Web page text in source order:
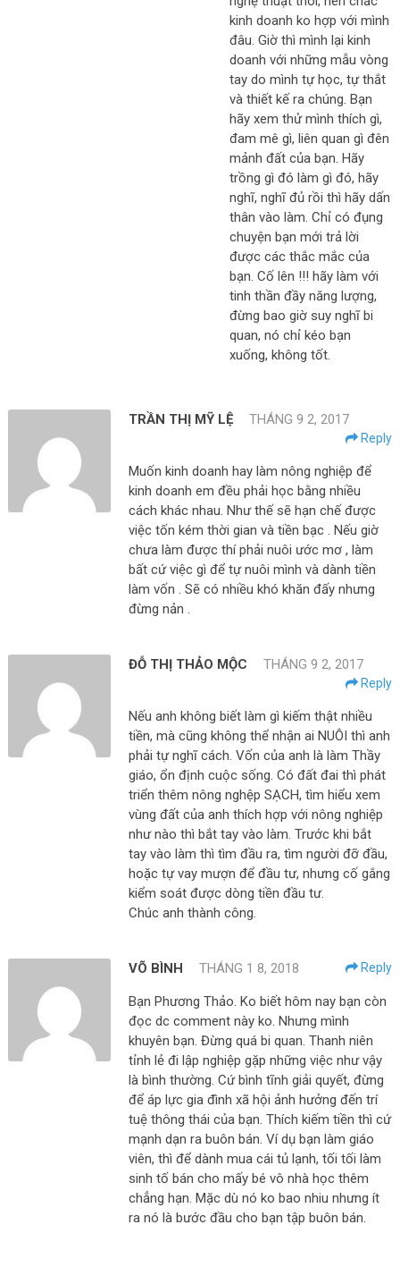
kinh doanh ko hợp với mình
đâu. Giờ thì mình lại kinh
doanh với những mẫu vòng
tay do mình tự học, tự thắt
và thiết kế ra chúng. Bạn
hãy xem thử mình thích gì,
đam mê gì, liên quan gì đên
mảnh đất của bạn. Hãy
trồng gì đó làm gì đó, hãy
nghĩ, nghĩ đủ rồi thì hãy dấn
thân vào làm. Chỉ có đụng
chuyện bạn mới trả lời
được các thắc mắc của
bạn. Cố lên !!! hãy làm với
tinh thần đầy năng lượng,
đừng bao giờ suy nghĩ bi
quan, nó chỉ kéo bạn
xuống, không tốt.
TRẦN THỊ MỸ LỆ THÁNG 9 2, 2017
Reply
Muốn kinh doanh hay làm nông nghiệp để
kinh doanh em đều phải học bằng nhiều
cách khác nhau. Như thế sẽ hạn chế được
việc tốn kém thời gian và tiền bạc . Nếu giờ
chưa làm được thí phải nuôi ước mơ , làm
bất cứ việc gì để tự nuôi mình và dành tiền
làm vốn . Sẽ có nhiều khó khăn đấy nhưng
đừng nản .
ĐỖ THỊ THẢO MỘC THÁNG 9 2, 2017
Reply
Nếu anh không biết làm gì kiếm thật nhiều
tiền, mà cũng không thể nhận ai NUÔI thì anh
phải tự nghĩ cách. Vốn của anh là làm Thầy
giáo, ổn định cuộc sống. Có đất đai thì phát
triển thêm nông nghệp SẠCH, tìm hiểu xem
vùng đất của anh thích hợp với nông nghiệp
như nào thì bắt tay vào làm. Trước khi bắt
tay vào làm thì tìm đầu ra, tìm người đỡ đầu,
hoặc tự vay mượn để đầu tư, nhưng cố gắng
kiểm soát được dòng tiền đầu tư.
Chúc anh thành công.
VÕ BÌNH THÁNG 1 8, 2018 Reply
Bạn Phương Thảo. Ko biết hôm nay bạn còn
đọc dc comment này ko. Nhưng mình
khuyên bạn. Đừng quá bi quan. Thanh niên
tỉnh lẻ đi lập nghiệp gặp những việc như vậy
là bình thường. Cứ bình tĩnh giải quyết, đừng
để áp lực gia đình xã hội ảnh hưởng đến trí
tuệ thông thái của bạn. Thích kiếm tiền thì cứ
mạnh dạn ra buôn bán. Ví dụ bạn làm giáo
viên, thì để dành mua cái tủ lạnh, tối tối làm
sinh tố bán cho mấy bé vô nhà học thêm
chẳng hạn. Mặc dù nó ko bao nhiu nhưng ít
ra nó là bước đầu cho bạn tập buôn bán.